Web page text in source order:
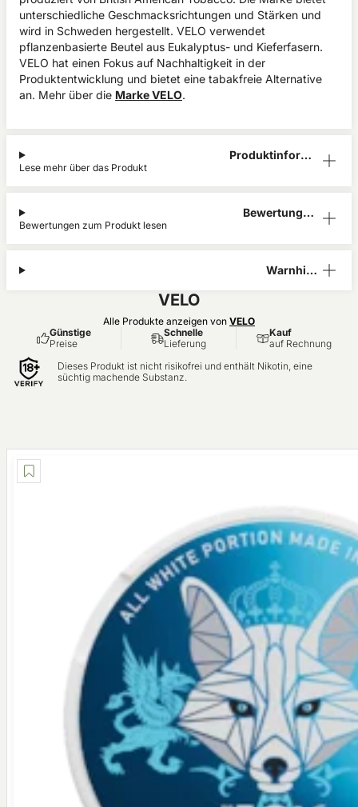
unterschiedliche Geschmacksrichtungen und Stärken und
wird in Schweden hergestellt. VELO verwendet
pflanzenbasierte Beutel aus Eukalyptus- und Kieferfasern.
VELO hat einen Fokus auf Nachhaltigkeit in der
Produktentwicklung und bietet eine tabakfreie Alternative
an. Mehr über die Marke VELO.
Produktinform
Lese mehr über das Produkt
Bewertungen
Bewertungen zum Produkt lesen
Warnhinw
VELO
Alle Produkte anzeigen von VELO
Günstige
Preise
Schnelle
Lieferung
Kauf
auf Rechnung
Dieses Produkt ist nicht risikofrei und enthält Nikotin, eine
süchtig machende Substanz.